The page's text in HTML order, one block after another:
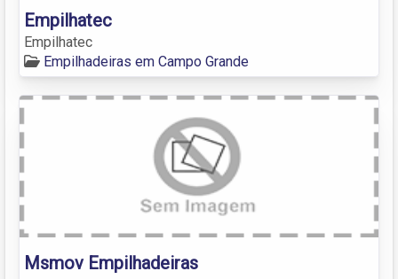
Empilhatec
Empilhatec
Empilhadeiras em Campo Grande
Msmov Empilhadeiras